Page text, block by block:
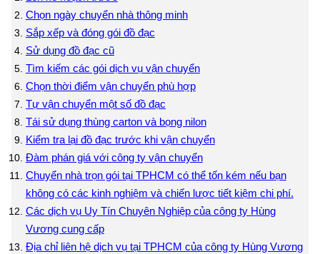
Chọn ngày chuyển nhà thông minh
Sắp xếp và đóng gói đồ đạc
Sử dụng đồ đạc cũ
Tìm kiếm các gói dịch vụ vận chuyển
Chọn thời điểm vận chuyển phù hợp
Tự vận chuyển một số đồ đạc
Tái sử dụng thùng carton và bọng nilon
Kiểm tra lại đồ đạc trước khi vận chuyển
Đàm phán giá với công ty vận chuyển
Chuyển nhà trọn gói tại TPHCM có thể tốn kém nếu bạn
không có các kinh nghiệm và chiến lược tiết kiệm chi phí.
Các dịch vụ Uy Tín Chuyên Nghiệp của công ty Hùng
Vương cung cấp
Địa chỉ liên hệ dịch vụ tại TPHCM của công ty Hùng Vương